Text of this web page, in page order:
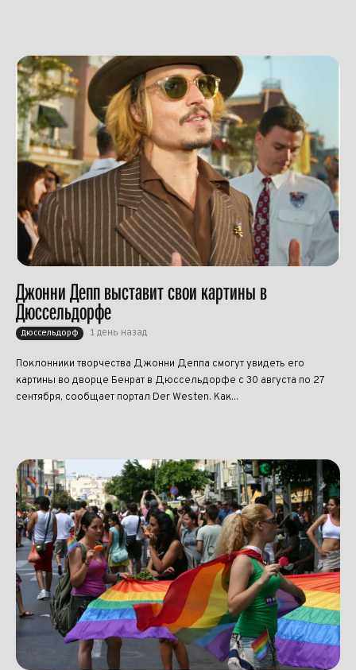
Джонни Депп выставит свои картины в
Дюссельдорфе
Дюссельдорф 1 день назад
Поклонники творчества Джонни Деппа смогут увидеть его
картины во дворце Бенрат в Дюссельдорфе с 30 августа по 27
сентября, сообщает портал Der Westen. Как...